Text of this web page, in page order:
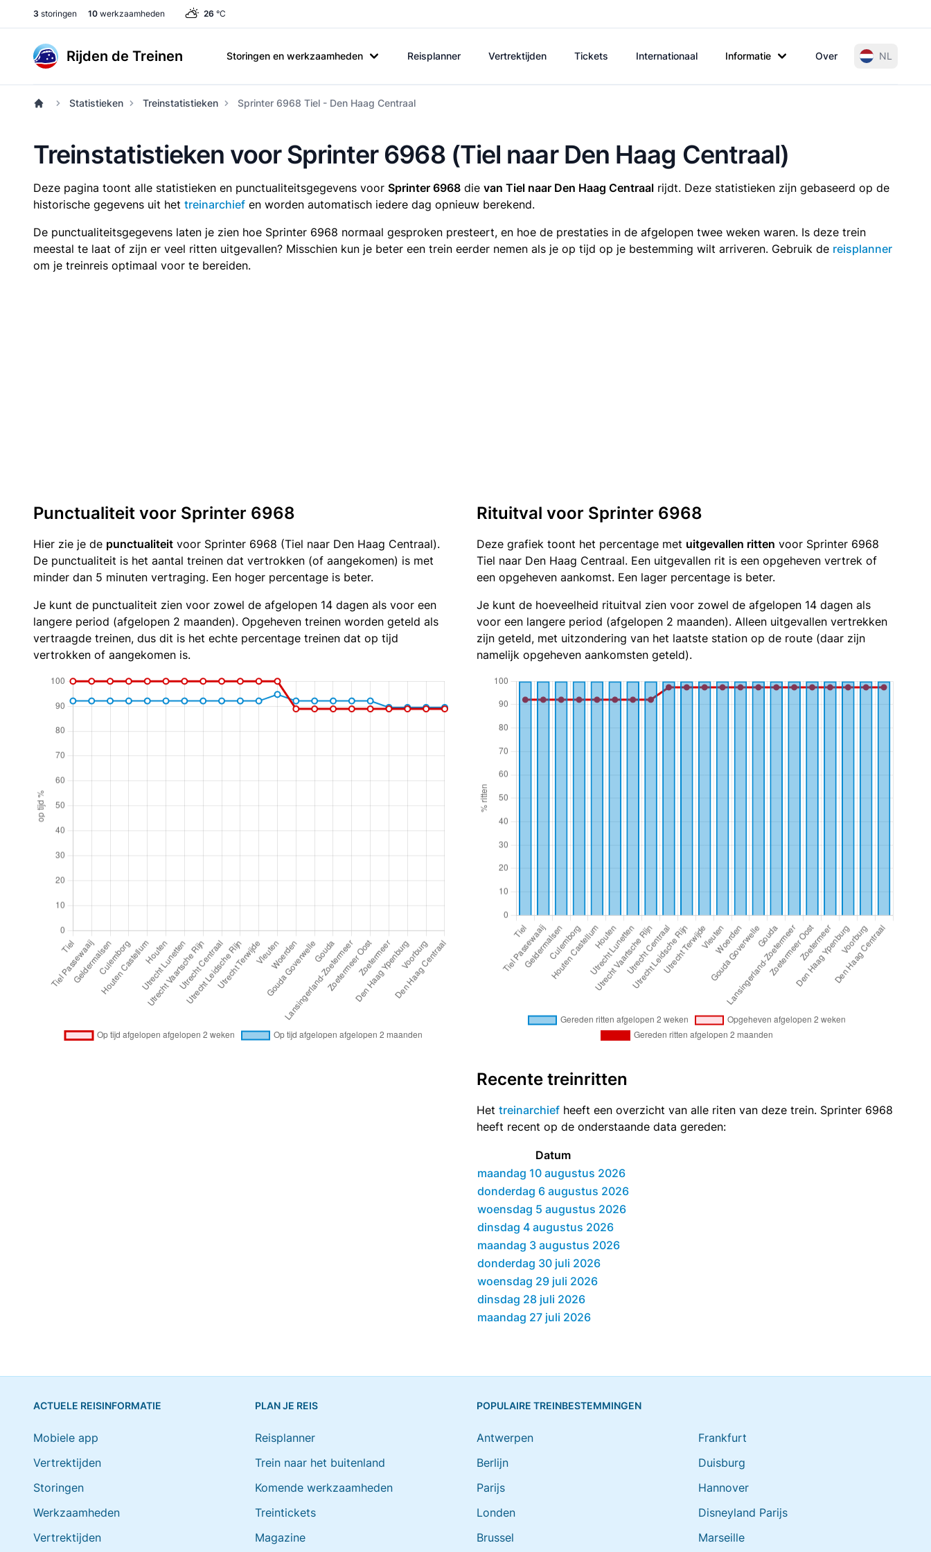
3 storingen 10 werkzaamheden 26 °C
Rijden de Treinen Storingen en werkzaamheden Reisplanner Vertrektijden Tickets Internationaal Informatie Over NL
Statistieken Treinstatistieken Sprinter 6968 Tiel - Den Haag Centraal
Treinstatistieken voor Sprinter 6968 (Tiel naar Den Haag Centraal)
Deze pagina toont alle statistieken en punctualiteitsgegevens voor Sprinter 6968 die van Tiel naar Den Haag Centraal rijdt. Deze statistieken zijn gebaseerd op de
historische gegevens uit het treinarchief en worden automatisch iedere dag opnieuw berekend.
De punctualiteitsgegevens laten je zien hoe Sprinter 6968 normaal gesproken presteert, en hoe de prestaties in de afgelopen twee weken waren. Is deze trein
meestal te laat of zijn er veel ritten uitgevallen? Misschien kun je beter een trein eerder nemen als je op tijd op je bestemming wilt arriveren. Gebruik de reisplanner
om je treinreis optimaal voor te bereiden.
Punctualiteit voor Sprinter 6968
Hier zie je de punctualiteit voor Sprinter 6968 (Tiel naar Den Haag Centraal).
De punctualiteit is het aantal treinen dat vertrokken (of aangekomen) is met
minder dan 5 minuten vertraging. Een hoger percentage is beter.
Je kunt de punctualiteit zien voor zowel de afgelopen 14 dagen als voor een
langere period (afgelopen 2 maanden). Opgeheven treinen worden geteld als
vertraagde treinen, dus dit is het echte percentage treinen dat op tijd
vertrokken of aangekomen is.
Rituitval voor Sprinter 6968
Deze grafiek toont het percentage met uitgevallen ritten voor Sprinter 6968
Tiel naar Den Haag Centraal. Een uitgevallen rit is een opgeheven vertrek of
een opgeheven aankomst. Een lager percentage is beter.
Je kunt de hoeveelheid rituitval zien voor zowel de afgelopen 14 dagen als
voor een langere period (afgelopen 2 maanden). Alleen uitgevallen vertrekken
zijn geteld, met uitzondering van het laatste station op de route (daar zijn
namelijk opgeheven aankomsten geteld).
Recente treinritten
Het treinarchief heeft een overzicht van alle riten van deze trein. Sprinter 6968
heeft recent op de onderstaande data gereden:
Datum
maandag 10 augustus 2026
donderdag 6 augustus 2026
woensdag 5 augustus 2026
dinsdag 4 augustus 2026
maandag 3 augustus 2026
donderdag 30 juli 2026
woensdag 29 juli 2026
dinsdag 28 juli 2026
maandag 27 juli 2026
ACTUELE REISINFORMATIE
Mobiele app
Vertrektijden
Storingen
Werkzaamheden
Vertrektijden
PLAN JE REIS
Reisplanner
Trein naar het buitenland
Komende werkzaamheden
Treintickets
Magazine
POPULAIRE TREINBESTEMMINGEN
Antwerpen
Berlijn
Parijs
Londen
Brussel
Frankfurt
Duisburg
Hannover
Disneyland Parijs
Marseille